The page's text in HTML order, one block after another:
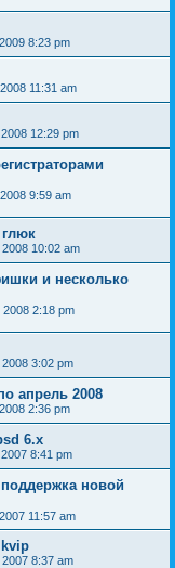
8:23 pm
11:31 am
12:29 pm
9:59 am
10:02 am
и несколько
2:18 pm
3:02 pm
апрель 2008
2:36 pm
6.x
8:41 pm
новой
11:57 am
8:37 am